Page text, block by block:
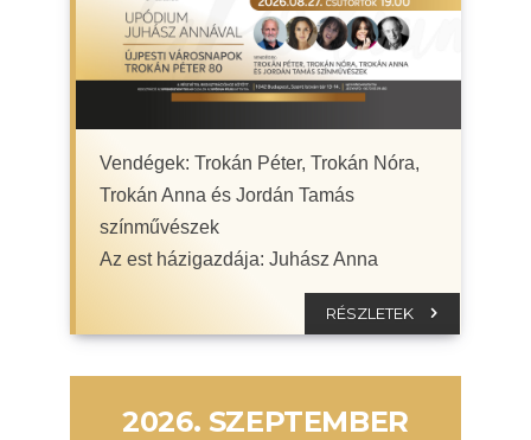
Vendégek: Trokán Péter, Trokán Nóra,
Trokán Anna és Jordán Tamás
színművészek
Az est házigazdája: Juhász Anna
RÉSZLETEK
2026. SZEPTEMBER